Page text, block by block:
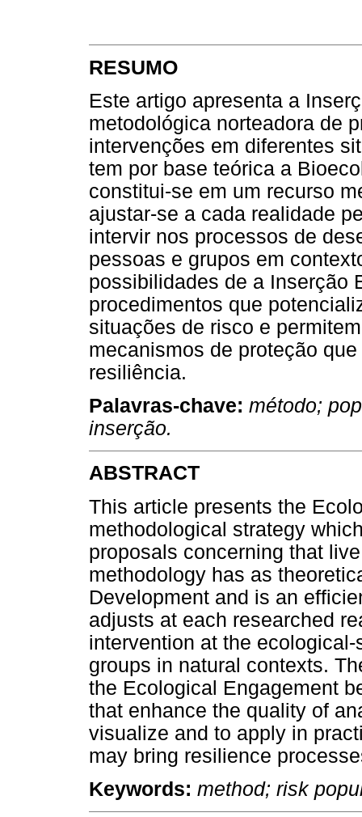
RESUMO
Este artigo apresenta a
metodológica norteadora de
intervenções em diferentes
tem por base teórica a
constitui-se em um recurso
ajustar-se a cada realidade
intervir nos processos de
pessoas e grupos em
possibilidades de a Inserção
procedimentos que
situações de risco e
mecanismos de proteção
resiliência.
Palavras-chave: método;
inserção.
ABSTRACT
This article presents the
methodological strategy
proposals concerning that
methodology has as
Development and is an
adjusts at each researched
intervention at the
groups in natural contexts.
the Ecological Engagement
that enhance the quality of
visualize and to apply in
may bring resilience
Keywords: method; risk